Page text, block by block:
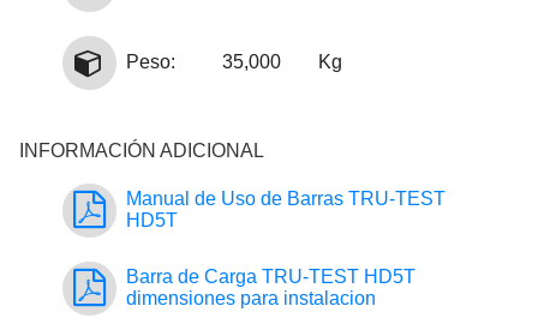
Peso: 35,000 Kg
INFORMACIÓN ADICIONAL
Manual de Uso de Barras TRU-TEST
HD5T
Barra de Carga TRU-TEST HD5T
dimensiones para instalacion